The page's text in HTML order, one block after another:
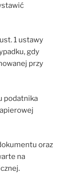
1 ustawy
gdy
przy
podatnika
oraz
na